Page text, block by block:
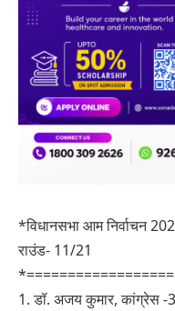
*विधानसभा आम निर्वाचन
राउंड- 11/21
1. डॉ. अजय कुमार, कांग्रेस -